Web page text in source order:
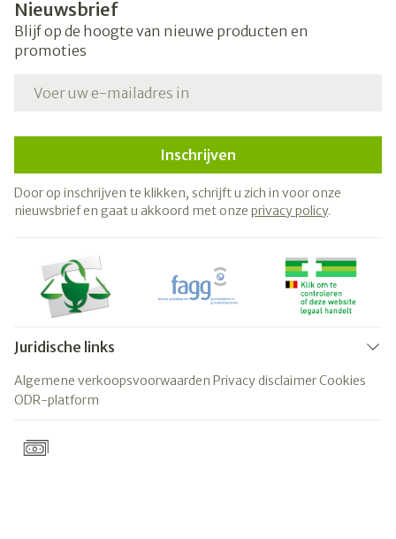
Nieuwsbrief
Blijf op de hoogte van nieuwe producten en
promoties
Inschrijven
Door op inschrijven te klikken, schrijft u zich in voor onze
nieuwsbrief en gaat u akkoord met onze privacy policy.
Juridische links
Algemene verkoopsvoorwaarden Privacy disclaimerCookies
ODR-platform